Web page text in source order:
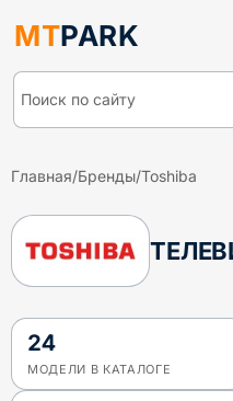
MTPARK
Поиск по сайту
Главная/Бренды/Toshiba
24
МОДЕЛИ В КАТАЛОГЕ